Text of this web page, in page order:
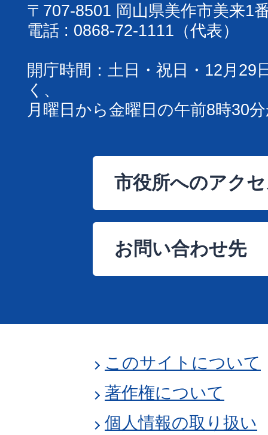
〒707-8501 岡山県美作市美来1
電話 : 0868-72-1111（代表）
開庁時間：土日・祝日・12月29
く、
月曜日から金曜日の午前8時30
市役所へのアク
お問い合わせ先
このサイトについて
著作権について
個人情報の取り扱い